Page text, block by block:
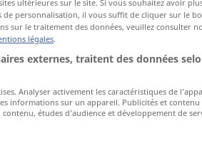
ultérieures sur le site. Si vous souhaitez avoir
personnalisation, il vous suffit de cliquer sur le
sur le traitement des données, veuillez consulter
légales.
externes, traitent des données
Analyser activement les caractéristiques de
informations sur un appareil. Publicités et contenu
études d’audience et développement de